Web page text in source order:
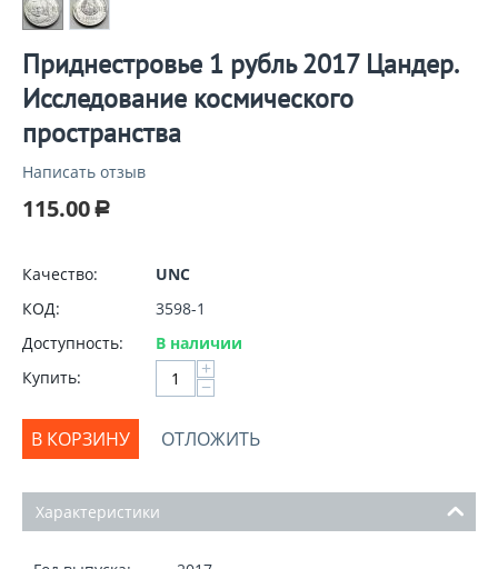
Приднестровье 1 рубль 2017 Цандер.
Исследование космического
пространства
Написать отзыв
115.00 Р
Качество:
UNC
КОД:
3598-1
Доступность:
В наличии
Купить:
+
−
В КОРЗИНУ ОТЛОЖИТЬ
Характеристики